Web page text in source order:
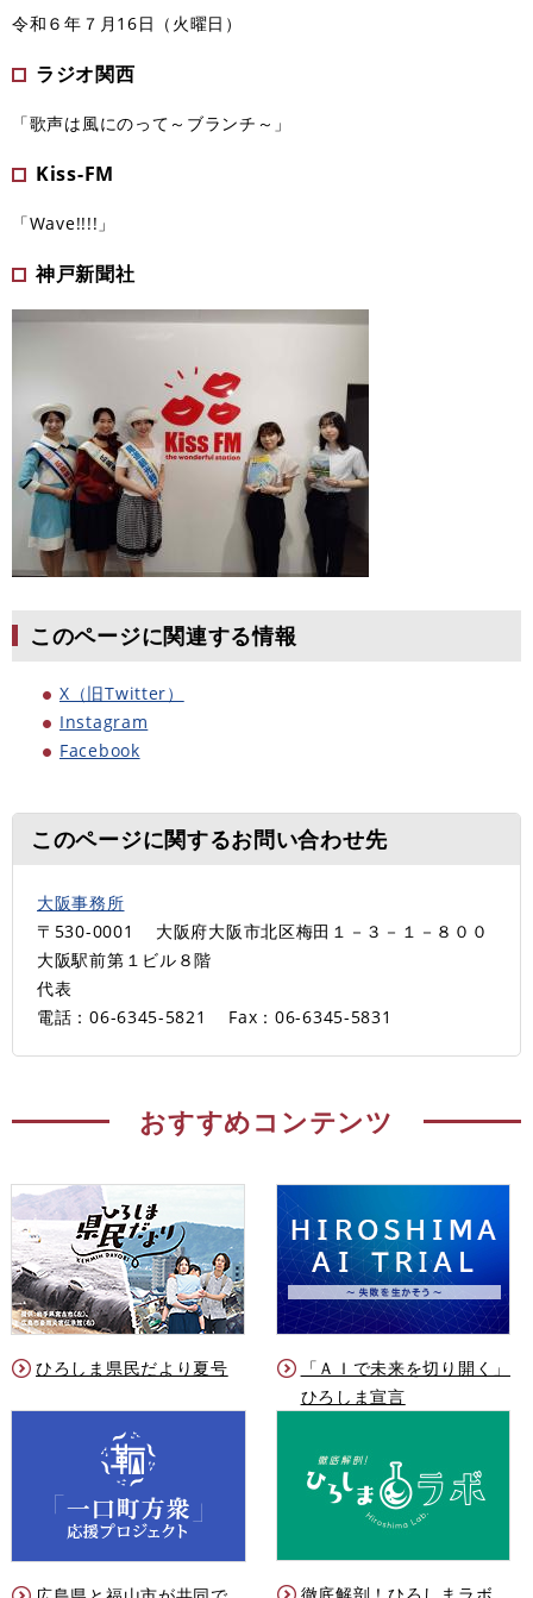
令和６年７月16日（火曜日）
ラジオ関西
「歌声は風にのって～ブランチ～」
Kiss-FM
「Wave!!!!」
神戸新聞社
このページに関連する情報
X（旧Twitter）
Instagram
Facebook
このページに関するお問い合わせ先
大阪事務所
〒530-0001
大阪府大阪市北区梅田１－３－１－８００
大阪駅前第１ビル８階
代表
電話：06-6345-5821
Fax：06-6345-5831
おすすめコンテンツ
ひろしま県民だより夏号
「ＡＩで未来を切り開く」
ひろしま宣言